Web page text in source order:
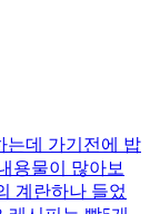
는데 가기전에 밥
용물이 많아보
계란하나 들었